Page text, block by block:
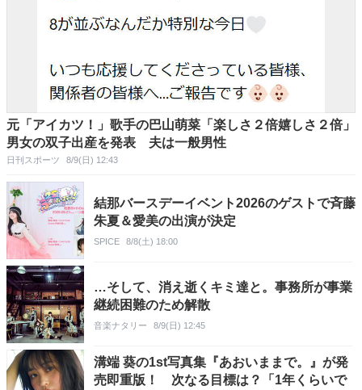
元「アイカツ！」歌手の巴山萌菜「楽しさ２倍嬉しさ２倍」
男女の双子出産を発表 夫は一般男性
日刊スポーツ 8/9(日) 12:43
結那バースデーイベント2026のゲストで斉藤
朱夏＆愛美の出演が決定
SPICE 8/8(土) 18:00
…そして、消え逝くキミ達と。事務所が事業
継続困難のため解散
音楽ナタリー 8/9(日) 12:45
溝端 葵の1st写真集『あおいままで。』が発
売即重版！ 次なる目標は？「1年くらいで